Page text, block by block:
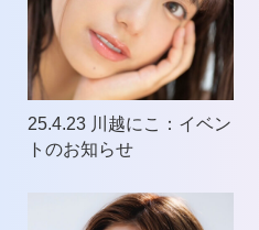
25.4.23 川越にこ：イベン
トのお知らせ